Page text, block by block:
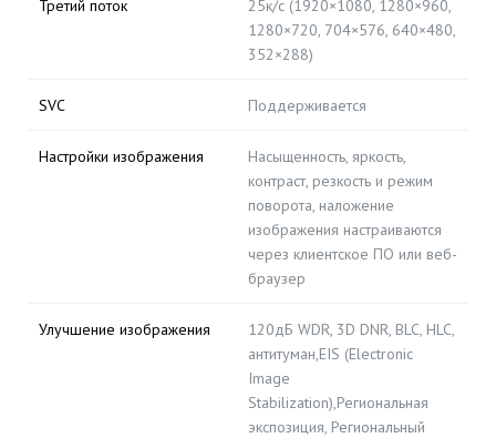
Третий поток
25к/с (1920×1080, 1280×960,
1280×720, 704×576, 640×480,
352×288)
SVC Поддерживается
Настройки изображения
Насыщенность, яркость,
контраст, резкость и режим
поворота, наложение
изображения настраиваются
через клиентское ПО или веб-
браузер
Улучшение изображения
120дБ WDR, 3D DNR, BLC, HLC,
антитуман,EIS (Electronic
Image
Stabilization),Региональная
экспозиция, Региональный